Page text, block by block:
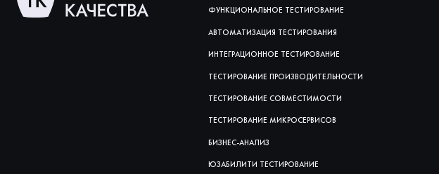
ФУНКЦИОНАЛЬНОЕ ТЕСТИРОВАНИЕ
АВТОМАТИЗАЦИЯ ТЕСТИРОВАНИЯ
ИНТЕГРАЦИОННОЕ ТЕСТИРОВАНИЕ
ТЕСТИРОВАНИЕ ПРОИЗВОДИТЕЛЬНОСТИ
ТЕСТИРОВАНИЕ СОВМЕСТИМОСТИ
ТЕСТИРОВАНИЕ МИКРОСЕРВИСОВ
БИЗНЕС-АНАЛИЗ
ЮЗАБИЛИТИ ТЕСТИРОВАНИЕ